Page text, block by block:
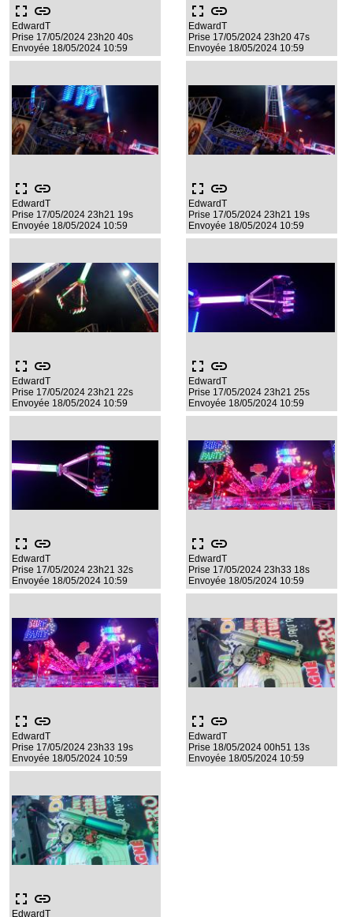
fullscreen link
EdwardT
Prise 17/05/2024 23h20 40s
Envoyée 18/05/2024 10:59
fullscreen link
EdwardT
Prise 17/05/2024 23h20 47s
Envoyée 18/05/2024 10:59
fullscreen link
EdwardT
Prise 17/05/2024 23h21 19s
Envoyée 18/05/2024 10:59
fullscreen link
EdwardT
Prise 17/05/2024 23h21 19s
Envoyée 18/05/2024 10:59
fullscreen link
EdwardT
Prise 17/05/2024 23h21 22s
Envoyée 18/05/2024 10:59
fullscreen link
EdwardT
Prise 17/05/2024 23h21 25s
Envoyée 18/05/2024 10:59
fullscreen link
EdwardT
Prise 17/05/2024 23h21 32s
Envoyée 18/05/2024 10:59
fullscreen link
EdwardT
Prise 17/05/2024 23h33 18s
Envoyée 18/05/2024 10:59
fullscreen link
EdwardT
Prise 17/05/2024 23h33 19s
Envoyée 18/05/2024 10:59
fullscreen link
EdwardT
Prise 18/05/2024 00h51 13s
Envoyée 18/05/2024 10:59
fullscreen link
EdwardT